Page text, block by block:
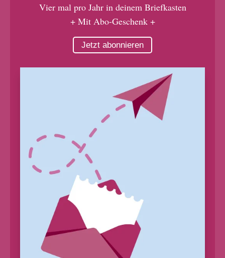
Vier mal pro Jahr in deinem Briefkasten
+ Mit Abo-Geschenk +
Jetzt abonnieren